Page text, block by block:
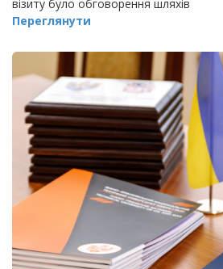
візиту було обговорення шляхів
Переглянути